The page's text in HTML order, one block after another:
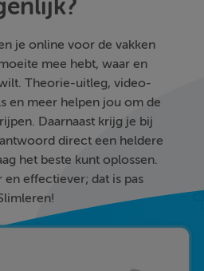
je online voor de vakken
mee hebt, waar en
Theorie-uitleg, video-
en meer helpen jou om de
Daarnaast krijg je bij
direct een heldere
het beste kunt oplossen.
en effectiever; dat is pas